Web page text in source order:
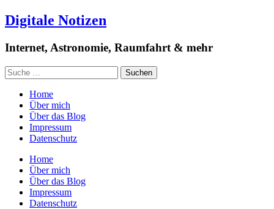
Digitale Notizen
Internet, Astronomie, Raumfahrt & mehr
Home
Über mich
Über das Blog
Impressum
Datenschutz
Home
Über mich
Über das Blog
Impressum
Datenschutz